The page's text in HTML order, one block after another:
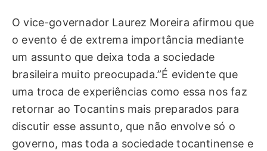
O vice-governador Laurez Moreira afirmou que
o evento é de extrema importância mediante
um assunto que deixa toda a sociedade
brasileira muito preocupada.”É evidente que
uma troca de experiências como essa nos faz
retornar ao Tocantins mais preparados para
discutir esse assunto, que não envolve só o
governo, mas toda a sociedade tocantinense e